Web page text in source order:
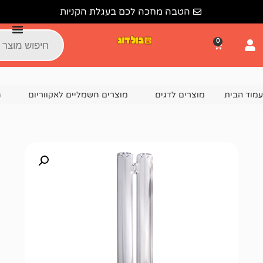
הטבה מחכה לכם בעגלת הקניות
לדגים מוצרים חשמליים לאקווריום חיטוי מים / UV